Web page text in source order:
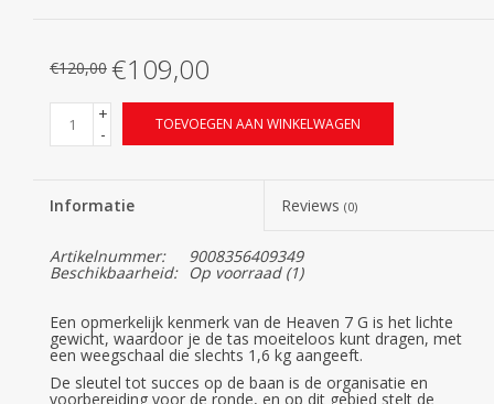
€120,00 €109,00
+
-
TOEVOEGEN AAN WINKELWAGEN
Informatie Reviews (0)
Artikelnummer: 9008356409349
Beschikbaarheid: Op voorraad(1)
Een opmerkelijk kenmerk van de Heaven 7 G is het lichte
gewicht, waardoor je de tas moeiteloos kunt dragen, met
een weegschaal die slechts 1,6 kg aangeeft.
De sleutel tot succes op de baan is de organisatie en
voorbereiding voor de ronde, en op dit gebied stelt de